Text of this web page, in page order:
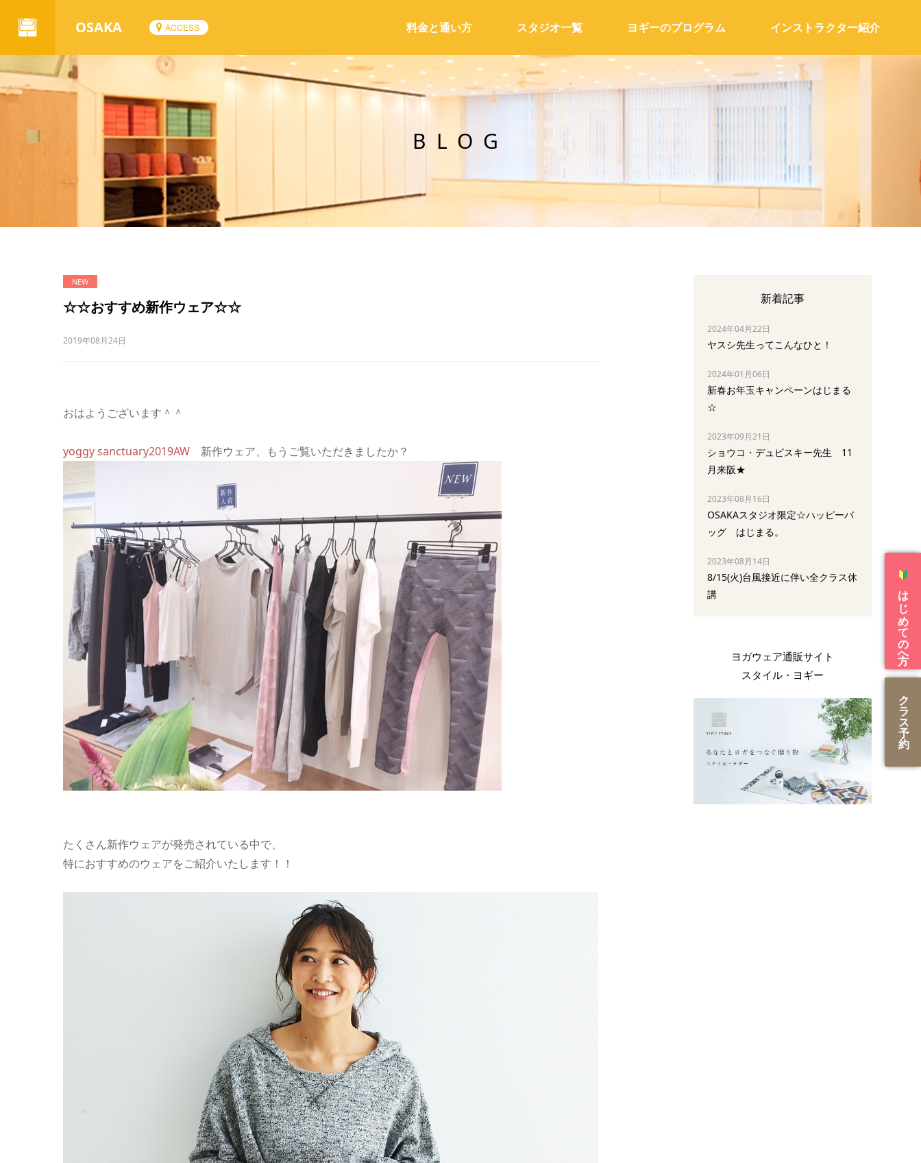
OSAKA ACCESS 料金と通い方 スタジオ一覧 ヨギーのプログラム インストラクター紹介
BLOG
☆☆おすすめ新作ウェア☆☆
2019年08月24日
おはようございます＾＾
yoggy sanctuary2019AW 新作ウェア、もうご覧いただきましたか？
たくさん新作ウェアが発売されている中で、
特におすすめのウェアをご紹介いたします！！
新着記事
2024年04月22日
ヤスシ先生ってこんなひと！
2024年01月06日
新春お年玉キャンペーンはじまる
☆
2023年09月21日
ショウコ・デュビスキー先生 11
月来阪★
2023年08月16日
OSAKAスタジオ限定☆ハッピーバ
ッグ はじまる。
2023年08月14日
8/15(火)台風接近に伴い全クラス休
講
ヨガウェア通販サイト
スタイル・ヨギー
はじめての方へ
ク
ラ
ス
予
約